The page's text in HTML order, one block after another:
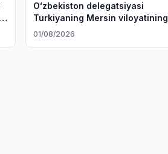
Oʻzbekiston delegatsiyasi
Turkiyaning Mersin viloyatining
logistika salohiyatini oʻrganib
01/08/2026